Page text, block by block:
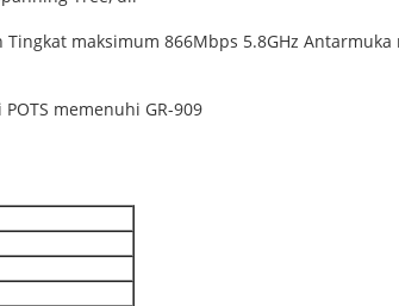
maksimum 866Mbps 5.8GHz
memenuhi GR-909